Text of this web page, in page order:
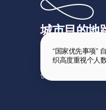
“国家优先事项”
织高度重视个人
城市目的地
使用条款